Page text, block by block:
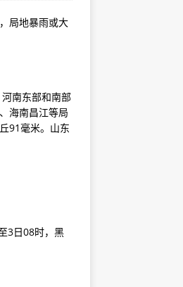
局地暴雨或大
南东部和南部
海南昌江等局
91毫米。山东
3日08时，黑